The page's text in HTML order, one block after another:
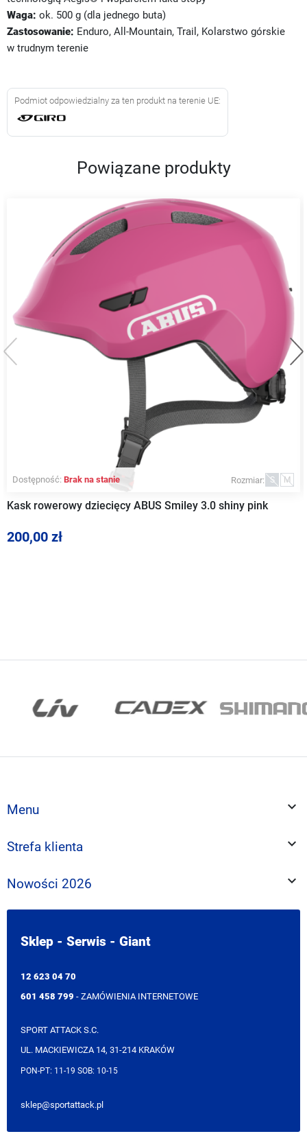
Waga: ok. 500 g (dla jednego buta)
Zastosowanie: Enduro, All-Mountain, Trail, Kolarstwo górskie
w trudnym terenie
Podmiot odpowiedzialny za ten produkt na terenie UE:
Powiązane produkty
Poprzedni
Dostępność: Brak na stanie Rozmiar: S M
Kask rowerowy dziecięcy ABUS Smiley 3.0 shiny pink
200,00 zł
Menu 
Strefa klienta 
Nowości 2026 
Sklep - Serwis - Giant
12 623 04 70
601 458 799 - ZAMÓWIENIA INTERNETOWE
SPORT ATTACK S.C.
UL. MACKIEWICZA 14, 31-214 KRAKÓW
PON-PT: 11-19 SOB: 10-15
sklep@sportattack.pl